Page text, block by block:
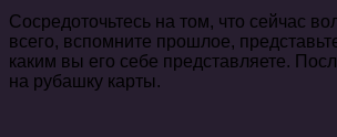
Сосредоточьтесь на том, что сейчас
всего, вспомните прошлое,
каким вы его себе представляете.
на рубашку карты.